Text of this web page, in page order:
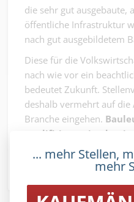
die sehr gut ausgebaute,
öffentliche Infrastruktur
nach gut ausgebildetem
Diese für die
nach wie vor ein
bedeutet Zukunft.
deshalb vermehrt auf die
Branche eingehen.
qualifiziert sein, damit
... mehr Stellen,
mehr